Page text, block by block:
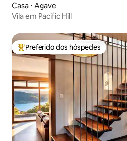
Casa ⋅ Agave
Vila em Pacific Hill
Entre os melhores preferidos dos
Preferido dos hóspedes